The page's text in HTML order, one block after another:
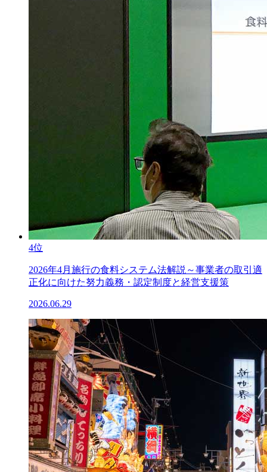
4位
2026年4月施行の食料システム法解説～事業者の取引適
正化に向けた努力義務・認定制度と経営支援策
2026.06.29